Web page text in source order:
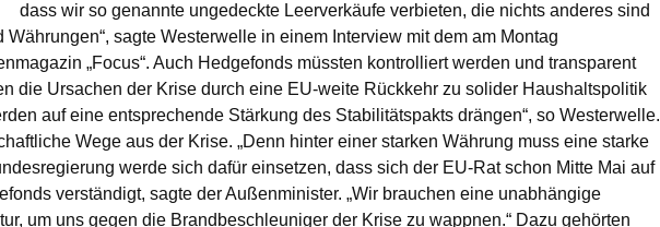
dass wir so genannte ungedeckte Leerverkäufe verbieten, die nichts anderes sind
Währungen“, sagte Westerwelle in einem Interview mit dem am Montag
„Focus“. Auch Hedgefonds müssten kontrolliert werden und transparent
die Ursachen der Krise durch eine EU-weite Rückkehr zu solider Haushaltspolitik
auf eine entsprechende Stärkung des Stabilitätspakts drängen“, so Westerwelle.
Wege aus der Krise. „Denn hinter einer starken Währung muss eine starke
werde sich dafür einsetzen, dass sich der EU-Rat schon Mitte Mai auf
verständigt, sagte der Außenminister. „Wir brauchen eine unabhängige
um uns gegen die Brandbeschleuniger der Krise zu wappnen.“ Dazu gehörten